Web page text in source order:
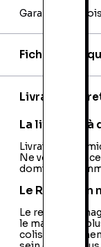
Garantie 24 mois
Fiche
Livraison et
La livraison à
Livraison à
Ne vous
domicile !
Le Retrait en
Le retrait en
le magasin le
colis